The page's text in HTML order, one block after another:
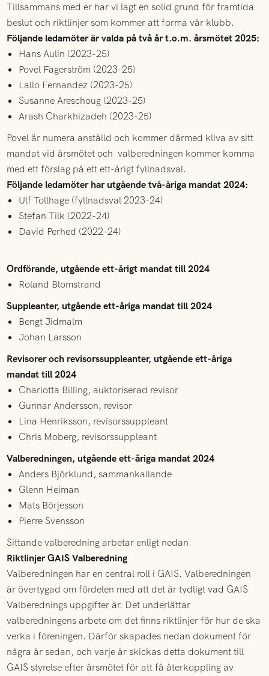
Tillsammans med er har vi lagt en solid grund för framtida
beslut och riktlinjer som kommer att forma vår klubb.
Följande ledamöter är valda på två år t.o.m. årsmötet 2025:
Hans Aulin (2023-25)
Povel Fagerström (2023-25)
Lallo Fernandez (2023-25)
Susanne Areschoug (2023-25)
Arash Charkhizadeh (2023-25)
Povel är numera anställd och kommer därmed kliva av sitt
mandat vid årsmötet och valberedningen kommer komma
med ett förslag på ett ett-årigt fyllnadsval.
Följande ledamöter har utgående två-åriga mandat 2024:
Ulf Tollhage (fyllnadsval 2023-24)
Stefan Tilk (2022-24)
David Perhed (2022-24)
Ordförande, utgående ett-årigt mandat till 2024
Roland Blomstrand
Suppleanter, utgående ett-åriga mandat till 2024
Bengt Jidmalm
Johan Larsson
Revisorer och revisorssuppleanter, utgående ett-åriga
mandat till 2024
Charlotta Billing, auktoriserad revisor
Gunnar Andersson, revisor
Lina Henriksson, revisorssuppleant
Chris Moberg, revisorssuppleant
Valberedningen, utgående ett-åriga mandat 2024
Anders Björklund, sammankallande
Glenn Heiman
Mats Börjesson
Pierre Svensson
Sittande valberedning arbetar enligt nedan.
Riktlinjer GAIS Valberedning
Valberedningen har en central roll i GAIS. Valberedningen
är övertygad om fördelen med att det är tydligt vad GAIS
Valberednings uppgifter är. Det underlättar
valberedningens arbete om det finns riktlinjer för hur de ska
verka i föreningen. Därför skapades nedan dokument för
några år sedan, och varje år skickas detta dokument till
GAIS styrelse efter årsmötet för att få återkoppling av